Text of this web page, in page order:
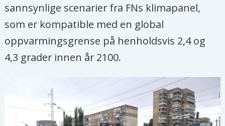
sannsynlige scenarier fra FNs klimapanel,
som er kompatible med en global
oppvarmingsgrense på henholdsvis 2,4 og
4,3 grader innen år 2100.